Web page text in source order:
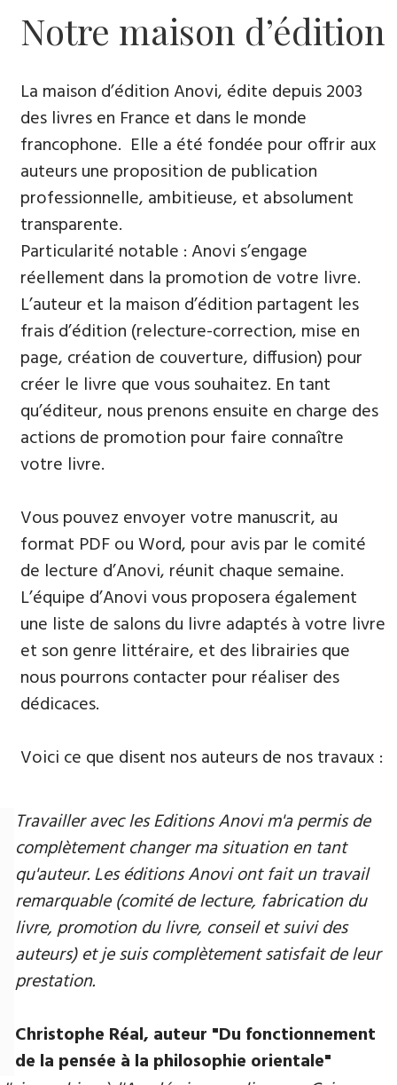
Notre maison d’édition
La maison d’édition Anovi, édite depuis 2003
des livres en France et dans le monde
francophone. Elle a été fondée pour offrir aux
auteurs une proposition de publication
professionnelle, ambitieuse, et absolument
transparente.
Particularité notable : Anovi s’engage
réellement dans la promotion de votre livre.
L’auteur et la maison d’édition partagent les
frais d’édition (relecture-correction, mise en
page, création de couverture, diffusion) pour
créer le livre que vous souhaitez. En tant
qu’éditeur, nous prenons ensuite en charge des
actions de promotion pour faire connaître
votre livre.
Vous pouvez envoyer votre manuscrit, au
format PDF ou Word, pour avis par le comité
de lecture d’Anovi, réunit chaque semaine.
L’équipe d’Anovi vous proposera également
une liste de salons du livre adaptés à votre livre
et son genre littéraire, et des librairies que
nous pourrons contacter pour réaliser des
dédicaces.
Voici ce que disent nos auteurs de nos travaux :
Travailler avec les Editions Anovi m'a permis de
complètement changer ma situation en tant
qu'auteur. Les éditions Anovi ont fait un travail
remarquable (comité de lecture, fabrication du
livre, promotion du livre, conseil et suivi des
auteurs) et je suis complètement satisfait de leur
prestation.
Christophe Réal, auteur "Du fonctionnement
de la pensée à la philosophie orientale"